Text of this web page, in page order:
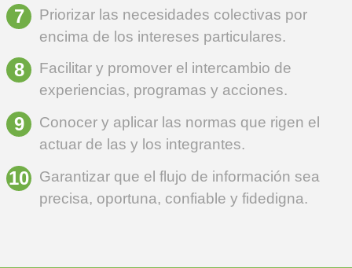
Priorizar las necesidades colectivas por
encima de los intereses particulares.
Facilitar y promover el intercambio de
experiencias, programas y acciones.
Conocer y aplicar las normas que rigen el
actuar de las y los integrantes.
Garantizar que el flujo de información sea
precisa, oportuna, confiable y fidedigna.